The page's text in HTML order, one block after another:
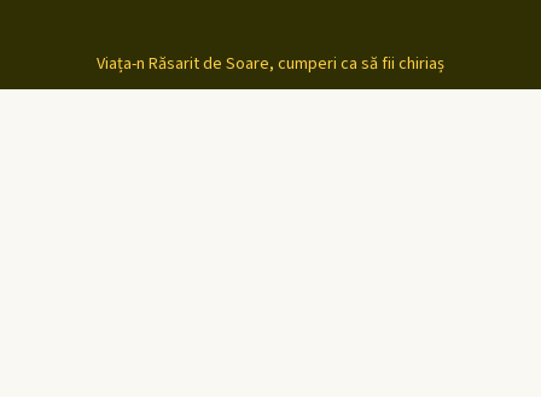
Viața-n Răsarit de Soare, cumperi ca să fii chiriaș